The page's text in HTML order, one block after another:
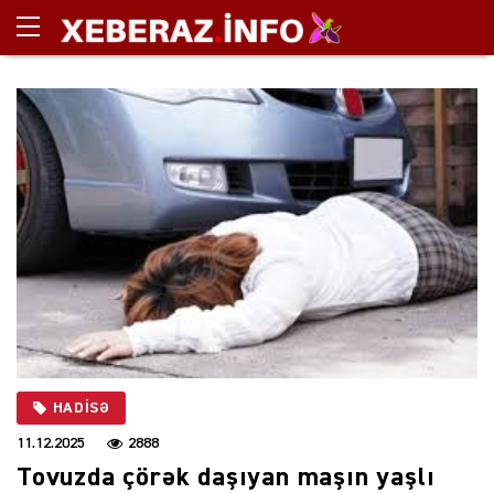
HADISƏ
11.12.2025 2888
Tovuzda çörək daşıyan maşın yaşlı